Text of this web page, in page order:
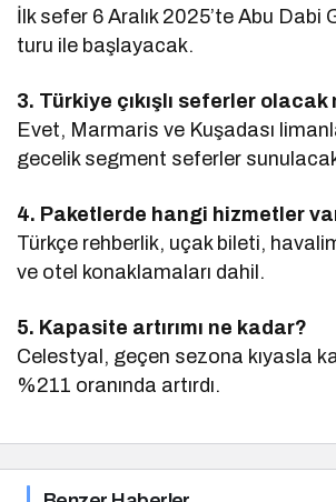
İlk sefer 6 Aralık 2025’te Abu Dabi
turu ile başlayacak.
3. Türkiye çıkışlı seferler olacak
Evet, Marmaris ve Kuşadası
gecelik segment seferler
4. Paketlerde hangi hizmetler
Türkçe rehberlik, uçak bileti,
ve otel konaklamaları dahil.
5. Kapasite artırımı ne kadar?
Celestyal, geçen sezona kıyasla
%211 oranında artırdı.